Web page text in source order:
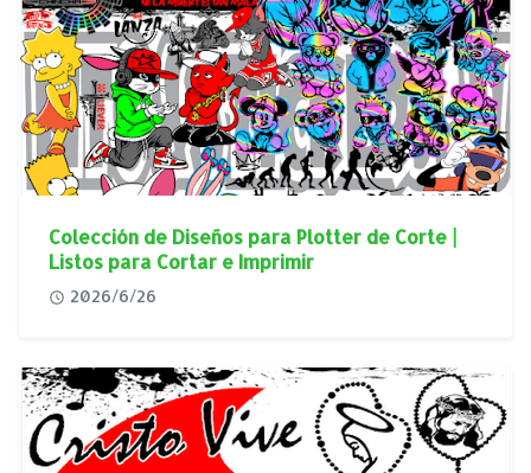
Colección de Diseños para Plotter de Corte |
Listos para Cortar e Imprimir
2026/6/26